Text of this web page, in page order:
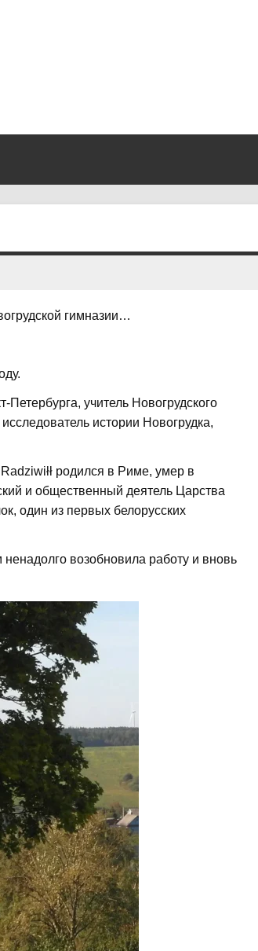
гимназии…
учитель Новогрудского
истории Новогрудка,
родился в Риме, умер в
и общественный деятель Царства
один из первых белорусских
возобновила работу и вновь